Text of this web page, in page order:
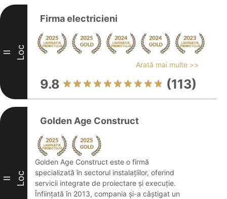
II Loc
Firma electricieni
Arată mai multe >>
9.8 (113)
II Loc
Golden Age Construct
Golden Age Construct este o firmă
specializată în sectorul instalațiilor, oferind
servicii integrate de proiectare și execuție.
Înființată în 2013, compania și-a câștigat un